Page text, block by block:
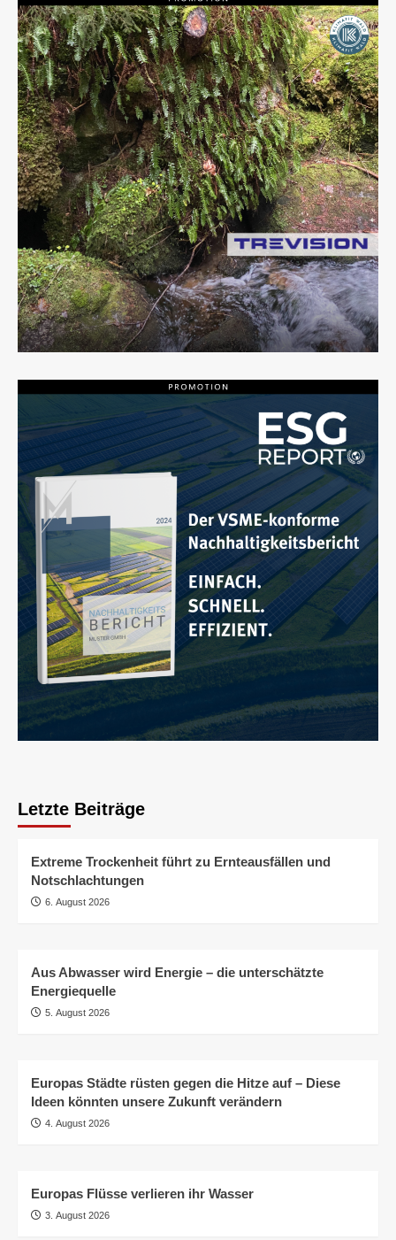
Letzte Beiträge
Extreme Trockenheit führt zu Ernteausfällen und
Notschlachtungen
6. August 2026
Aus Abwasser wird Energie – die unterschätzte
Energiequelle
5. August 2026
Europas Städte rüsten gegen die Hitze auf – Diese
Ideen könnten unsere Zukunft verändern
4. August 2026
Europas Flüsse verlieren ihr Wasser
3. August 2026